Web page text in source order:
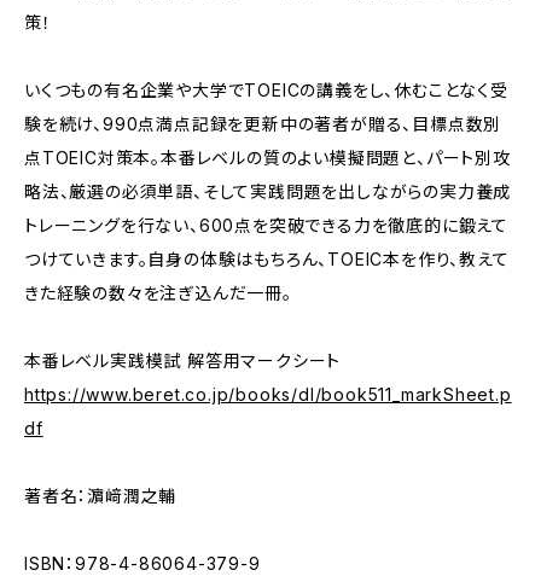
策！
いくつもの有名企業や大学でTOEICの講義をし、休むことなく受
験を続け、990点満点記録を更新中の著者が贈る、目標点数別
点TOEIC対策本。本番レベルの質のよい模擬問題と、パート別攻
略法、厳選の必須単語、そして実践問題を出しながらの実力養成
トレーニングを行ない、600点を突破できる力を徹底的に鍛えて
つけていきます。自身の体験はもちろん、TOEIC本を作り、教えて
きた経験の数々を注ぎ込んだ一冊。
本番レベル実践模試 解答用マークシート
https://www.beret.co.jp/books/dl/book511_markSheet.p
df
著者名：濵﨑潤之輔
ISBN：978-4-86064-379-9